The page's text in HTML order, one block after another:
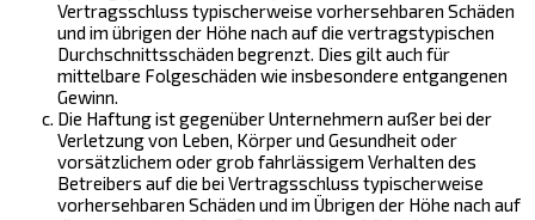
Vertragsschluss typischerweise vorhersehbaren Schäden
und im übrigen der Höhe nach auf die vertragstypischen
Durchschnittsschäden begrenzt. Dies gilt auch für
mittelbare Folgeschäden wie insbesondere entgangenen
Gewinn.
Die Haftung ist gegenüber Unternehmern außer bei der
Verletzung von Leben, Körper und Gesundheit oder
vorsätzlichem oder grob fahrlässigem Verhalten des
Betreibers auf die bei Vertragsschluss typischerweise
vorhersehbaren Schäden und im Übrigen der Höhe nach auf